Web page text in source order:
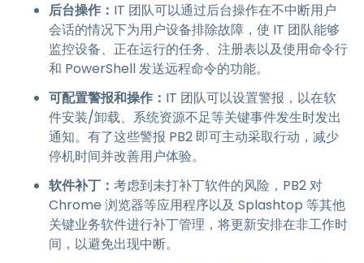
后台操作： IT 团队可以通过后台操作在不中断用户
会话的情况下为用户设备排除故障，使 IT 团队能够
监控设备、正在运行的任务、注册表以及使用命令行
和 PowerShell 发送远程命令的功能。
可配置警报和操作： IT 团队可以设置警报，以在软
件安装/卸载、系统资源不足等关键事件发生时发出
通知。有了这些警报 PB2 即可主动采取行动，减少
停机时间并改善用户体验。
软件补丁： 考虑到未打补丁软件的风险，PB2 对
Chrome 浏览器等应用程序以及 Splashtop 等其他
关键业务软件进行补丁管理，将更新安排在非工作时
间，以避免出现中断。